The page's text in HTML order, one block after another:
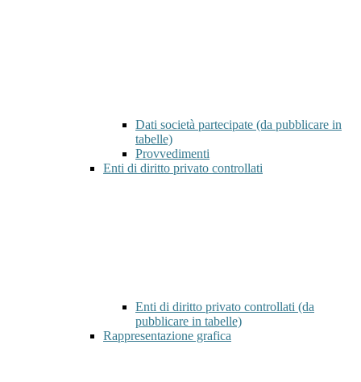
Dati società partecipate (da pubblicare in
tabelle)
Provvedimenti
Enti di diritto privato controllati
Enti di diritto privato controllati (da
pubblicare in tabelle)
Rappresentazione grafica